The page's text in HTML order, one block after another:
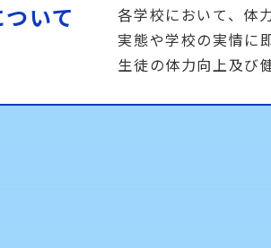
いて
各学校において、体
実態や学校の実情に
生徒の体力向上及び